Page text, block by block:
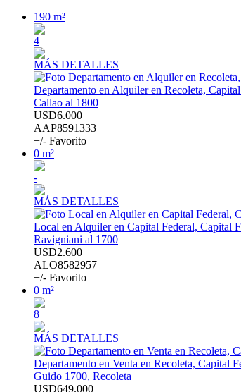
190 m²
4
MÁS DETALLES
Departamento en Alquiler en Recoleta,
Callao al 1800
USD6.000
AAP8591333
+/- Favorito
0 m²
-
MÁS DETALLES
Local en Alquiler en Capital Federal, Capital
Ravigniani al 1700
USD2.600
ALO8582957
+/- Favorito
0 m²
8
MÁS DETALLES
Departamento en Venta en Recoleta, Capital
Guido 1700, Recoleta
USD649.000